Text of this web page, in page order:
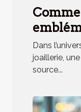
elle un
Dans
joaillerie,
source...